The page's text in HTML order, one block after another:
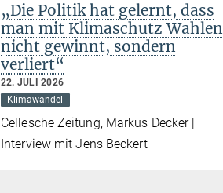
„Die Politik hat gelernt, dass
man mit Klimaschutz Wahlen
nicht gewinnt, sondern
verliert“
22. JULI 2026
Klimawandel
Cellesche Zeitung, Markus Decker |
Interview mit Jens Beckert